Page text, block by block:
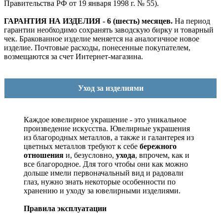
Правительства РФ от 19 января 1998 г. № 55).
ГАРАНТИЯ НА ИЗДЕЛИЯ - 6 (шесть) месяцев. На период
гарантии необходимо сохранять заводскую бирку и товарный
чек. Бракованное изделие меняется на аналогичное новое
изделие. Почтовые расходы, понесенные покупателем,
возмещаются за счет Интернет-магазина.
Уход за изделиями
Каждое ювелирное украшение - это уникальное
произведение искусства. Ювелирные украшения
из благородных металлов, а также и галантерея из
цветных металлов требуют к себе бережного
отношения и, безусловно, ухода, впрочем, как и
все благородное. Для того чтобы они как можно
дольше имели первоначальный вид и радовали
глаз, нужно знать некоторые особенности по
хранению и уходу за ювелирными изделиями.
Правила эксплуатации